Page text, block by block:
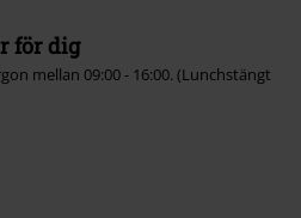
för dig
mellan 09:00 - 16:00. (Lunchstängt